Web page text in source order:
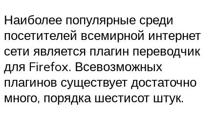
Наиболее популярные среди
посетителей всемирной интернет
сети является плагин переводчик
для Firefox. Всевозможных
плагинов существует достаточно
много, порядка шестисот штук.